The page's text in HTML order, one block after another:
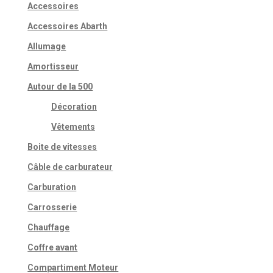
Accessoires
Accessoires Abarth
Allumage
Amortisseur
Autour de la 500
Décoration
Vêtements
Boite de vitesses
Câble de carburateur
Carburation
Carrosserie
Chauffage
Coffre avant
Compartiment Moteur